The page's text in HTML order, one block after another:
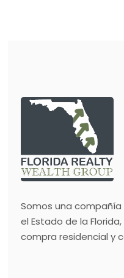
Somos una
el Estado de la
compra residencial y